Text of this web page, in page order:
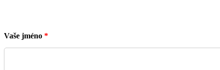
Vaše jméno *